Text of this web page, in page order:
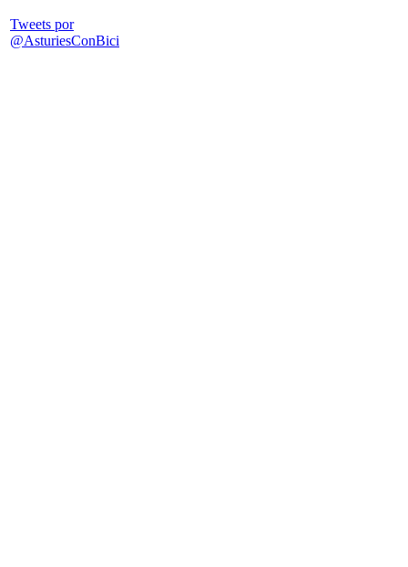
Tweets por
@AsturiesConBici